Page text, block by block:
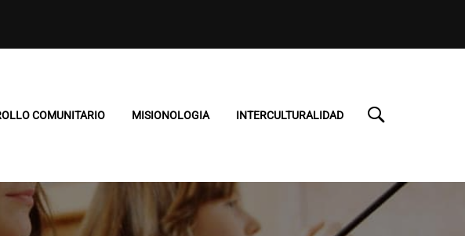
COMUNITARIO MISIONOLOGIA INTERCULTURALIDAD